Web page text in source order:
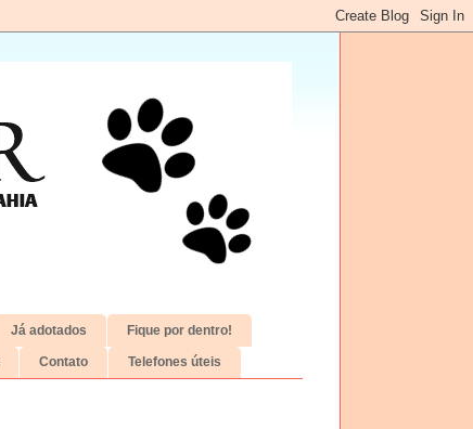
Já adotados Fique por dentro!
Contato Telefones úteis